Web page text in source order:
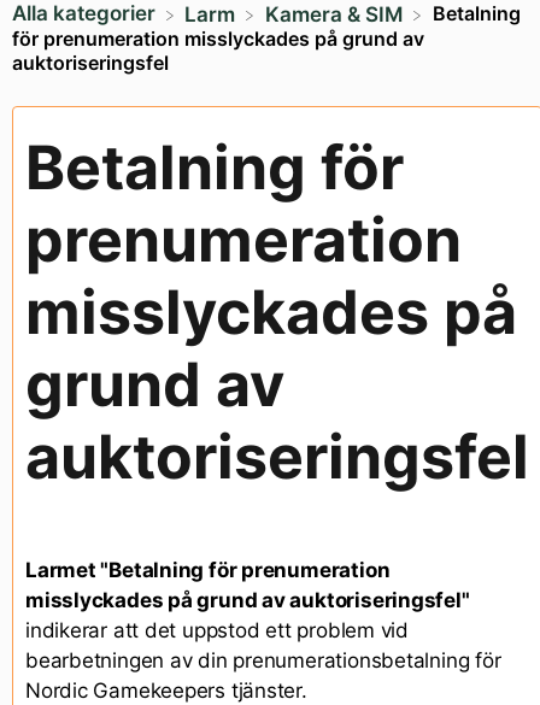
Alla kategorier ​Larm ​Kamera & SIM
Betalning
för prenumeration misslyckades på grund av
auktoriseringsfel
Betalning för
prenumeration
misslyckades på
grund av
auktoriseringsfel
Larmet "Betalning för prenumeration
misslyckades på grund av auktoriseringsfel"
indikerar att det uppstod ett problem vid
bearbetningen av din prenumerationsbetalning för
Nordic Gamekeepers tjänster.